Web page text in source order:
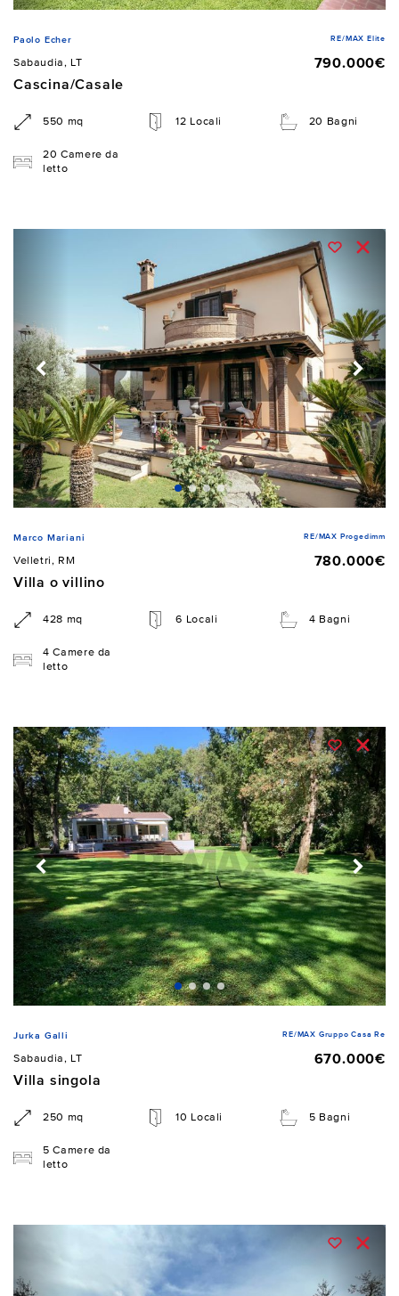
Paolo Echer RE/MAX Elite
Sabaudia, LT
790.000€
Cascina/Casale
550 mq 12 Locali 20 Bagni
20 Camere da
letto
Marco Mariani RE/MAX Progedimm
Velletri, RM
780.000€
Villa o villino
428 mq 6 Locali 4 Bagni
4 Camere da
letto
Jurka Galli RE/MAX Gruppo Casa Re
Sabaudia, LT
670.000€
Villa singola
250 mq 10 Locali 5 Bagni
5 Camere da
letto